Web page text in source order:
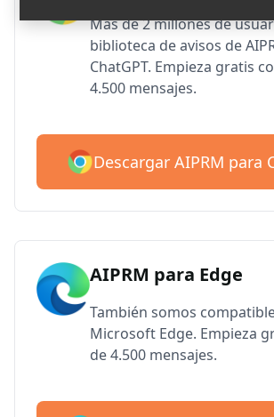
Más de 2 millones de
biblioteca de avisos de
ChatGPT. Empieza gratis
4.500 mensajes.
Descargar AIPRM para
AIPRM para Edge
También somos
Microsoft Edge. Empieza
de 4.500 mensajes.